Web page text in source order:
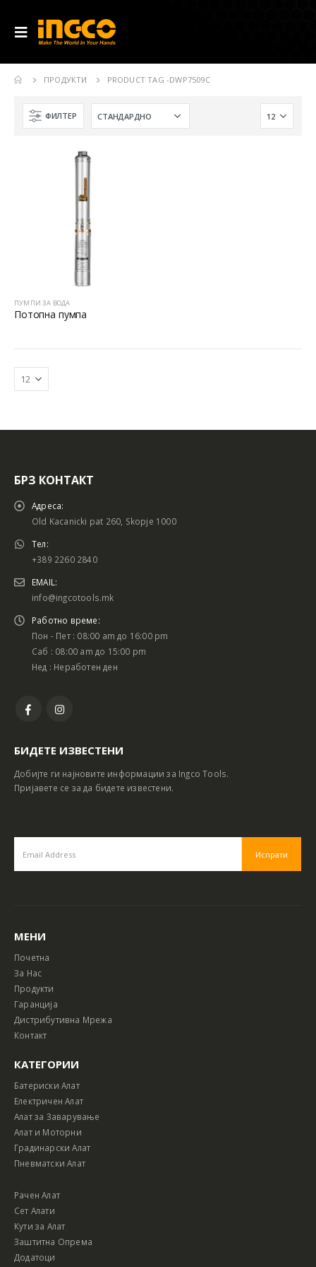
ПРОДУКТИ PRODUCT TAG -DWP7509C
ФИЛТЕР
ПУМПИ ЗА ВОДА
Потопна пумпа
БРЗ КОНТАКТ
Адреса:
Old Kacanicki pat 260, Skopje 1000
Тел:
+389 2260 2840
EMAIL:
info@ingcotools.mk
Работно време:
Пон - Пет : 08:00 am до 16:00 pm
Саб : 08:00 am до 15:00 pm
Нед : Неработен ден
БИДЕТЕ ИЗВЕСТЕНИ
Добијте ги најновите информации за Ingco Tools.
Пријавете се за да бидете известени.
МЕНИ
Почетна
За Нас
Продукти
Гаранција
Дистрибутивна Мрежа
Контакт
КАТЕГОРИИ
Батериски Алат
Електричен Алат
Алат за Заварување
Алат и Моторни
Градинарски Алат
Пневматски Алат
Рачен Алат
Сет Алати
Кути за Алат
Заштитна Опрема
Додатоци